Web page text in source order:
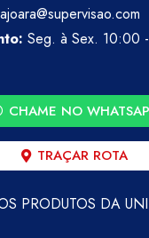
Seg. à Sex. 10:00
CHAME NO
TRAÇAR ROTA
PRODUTOS DA